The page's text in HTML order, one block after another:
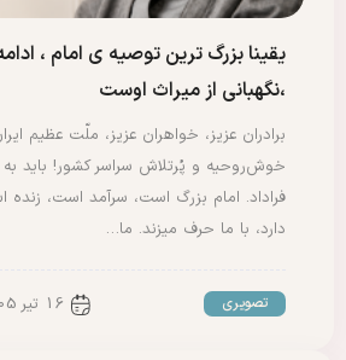
یقینا بزرگ ترین توصیه ی امام ،
،نگهبانی از میراث اوست
برادران عزیز، خواهران عزیز، ملّت عظیم
خوش‌روحیه و پُرتلاش سراسر کشور! باید
فراداد. امام بزرگ است، سرآمد است،
دارد، با ما حرف میزند. ما…
تصویری 16 تیر 1405